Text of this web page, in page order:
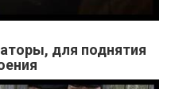
для поднятия